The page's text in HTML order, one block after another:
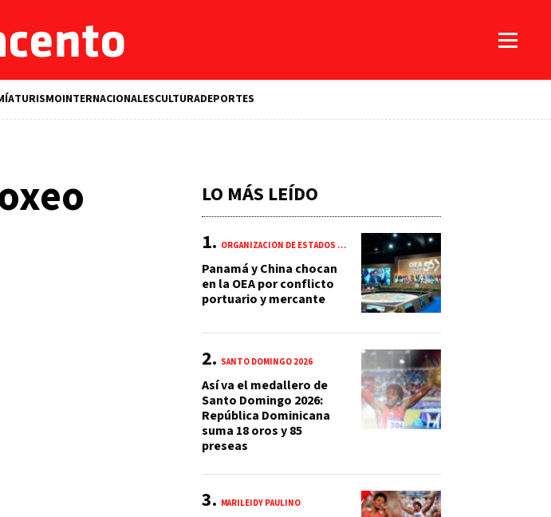
TURISMOINTERNACIONALESCULTURADEPORTES
LO MÁS LEÍDO
ORGANIZACIÓN DE ESTADOS AMERICANOS (OEA)
Panamá y China chocan
en la OEA por conflicto
portuario y mercante
SANTO DOMINGO 2026
Así va el medallero de
Santo Domingo 2026:
República Dominicana
suma 18 oros y 85
preseas
MARILEIDY PAULINO